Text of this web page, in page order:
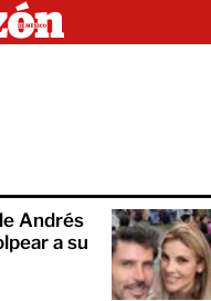
Andrés
a su